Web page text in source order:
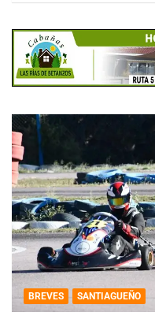
BREVES SANTIAGUEÑO